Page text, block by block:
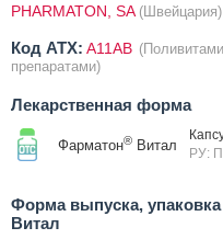
PHARMATON, SA (Швейцария)
Код ATX: A11AB
препаратами)
Лекарственная форма
Фарматон®Витал
РУ:
Форма выпуска,
Витал